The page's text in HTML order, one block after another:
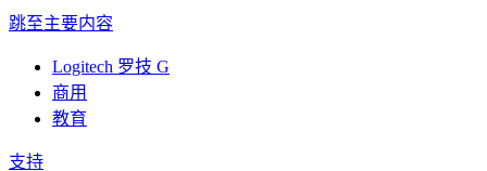
跳至主要内容
Logitech 罗技 G
商用
教育
支持